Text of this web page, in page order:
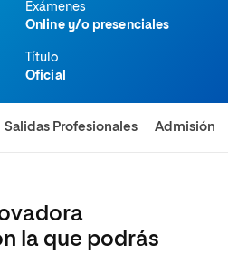
Exámenes
Online y/o presenciales
Título
Oficial
Salidas Profesionales Admisión
la que podrás